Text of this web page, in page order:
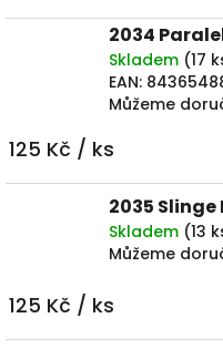
2034
Skladem (17
EAN:
Můžeme
125 Kč / ks
2035 Slinge
Skladem (13
Můžeme
125 Kč / ks